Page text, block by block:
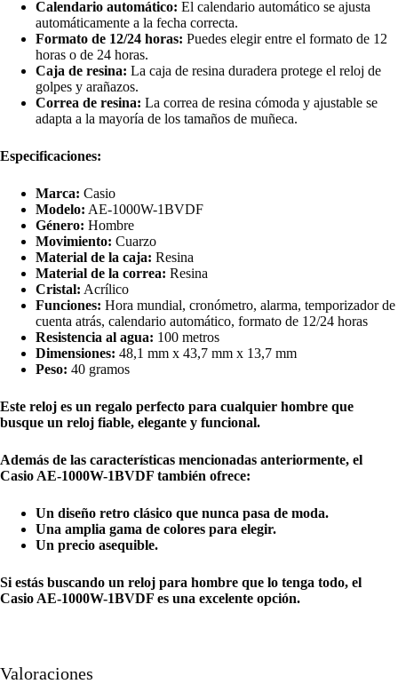
Calendario automático: El calendario automático se ajusta
automáticamente a la fecha correcta.
Formato de 12/24 horas: Puedes elegir entre el formato de 12
horas o de 24 horas.
Caja de resina: La caja de resina duradera protege el reloj de
golpes y arañazos.
Correa de resina: La correa de resina cómoda y ajustable se
adapta a la mayoría de los tamaños de muñeca.
Especificaciones:
Marca: Casio
Modelo: AE-1000W-1BVDF
Género: Hombre
Movimiento: Cuarzo
Material de la caja: Resina
Material de la correa: Resina
Cristal: Acrílico
Funciones: Hora mundial, cronómetro, alarma, temporizador de
cuenta atrás, calendario automático, formato de 12/24 horas
Resistencia al agua: 100 metros
Dimensiones: 48,1 mm x 43,7 mm x 13,7 mm
Peso: 40 gramos
Este reloj es un regalo perfecto para cualquier hombre que
busque un reloj fiable, elegante y funcional.
Además de las características mencionadas anteriormente, el
Casio AE-1000W-1BVDF también ofrece:
Un diseño retro clásico que nunca pasa de moda.
Una amplia gama de colores para elegir.
Un precio asequible.
Si estás buscando un reloj para hombre que lo tenga todo, el
Casio AE-1000W-1BVDF es una excelente opción.
Valoraciones